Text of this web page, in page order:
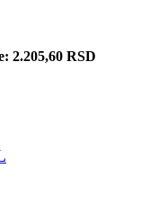
2.205,60 RSD